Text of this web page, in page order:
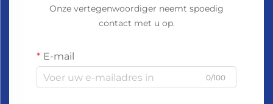
Onze vertegenwoordiger neemt spoedig
contact met u op.
E-mail
0/100